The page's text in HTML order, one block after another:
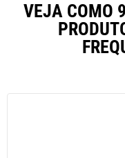
VEJA COMO